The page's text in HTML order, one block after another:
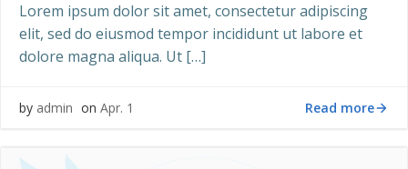
Lorem ipsum dolor sit amet, consectetur adipiscing
elit, sed do eiusmod tempor incididunt ut labore et
dolore magna aliqua. Ut […]
by admin on Apr. 1 Read more